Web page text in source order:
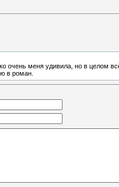
очень меня удивила, но в целом
в роман.